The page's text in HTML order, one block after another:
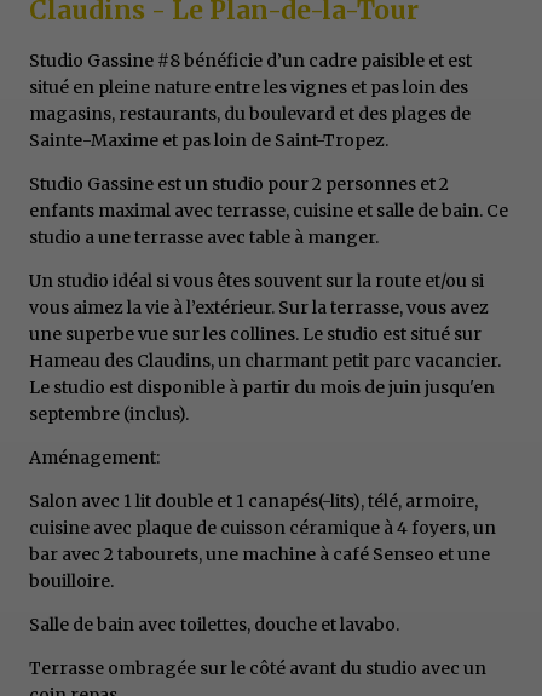
Claudins - Le Plan-de-la-Tour
Studio Gassine #8 bénéficie d’un cadre paisible et est
situé en pleine nature entre les vignes et pas loin des
magasins, restaurants, du boulevard et des plages de
Sainte-Maxime et pas loin de Saint-Tropez.
Studio Gassine est un studio pour 2 personnes et 2
enfants maximal avec terrasse, cuisine et salle de bain. Ce
studio a une terrasse avec table à manger.
Un studio idéal si vous êtes souvent sur la route et/ou si
vous aimez la vie à l’extérieur. Sur la terrasse, vous avez
une superbe vue sur les collines. Le studio est situé sur
Hameau des Claudins, un charmant petit parc vacancier.
Le studio est disponible à partir du mois de juin jusqu'en
septembre (inclus).
Aménagement:
Salon avec 1 lit double et 1 canapés(-lits), télé, armoire,
cuisine avec plaque de cuisson céramique à 4 foyers, un
bar avec 2 tabourets, une machine à café Senseo et une
bouilloire.
Salle de bain avec toilettes, douche et lavabo.
Terrasse ombragée sur le côté avant du studio avec un